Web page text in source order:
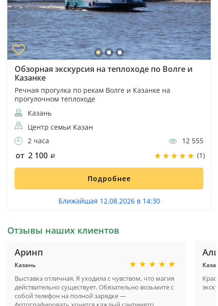
Обзорная экскурсия на теплоходе по Волге и
Казанке
Речная прогулка по рекам Волге и Казанке на
прогулочном теплоходе
Казань
Центр семьи Казан
2 часа
12 555
от 2 100 (1)
Подробнее
Ближайшая 12.08.2026 в 14:30
Отзывы наших клиентов
Аринп
Казань
Выставка отличная. Я уходила с чувством, что магия
действительно существует. Обязательно возьмите с
собой телефон на полной зарядке —